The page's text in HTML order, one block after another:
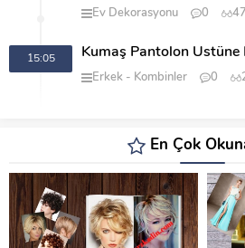
Ev Dekorasyonu 0
15:05 Kumaş Pantolon Üstüne
Erkek Kombinler 0
En Çok